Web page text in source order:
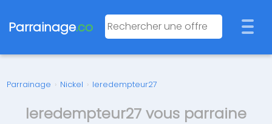
Parrainage.co
Parrainage › Nickel › leredempteur27
leredempteur27 vous parraine